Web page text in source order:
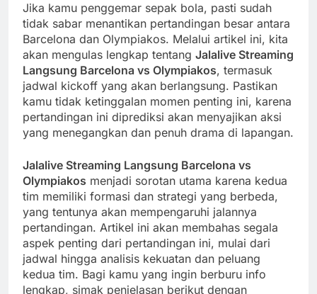
Jika kamu penggemar sepak bola, pasti sudah
tidak sabar menantikan pertandingan besar antara
Barcelona dan Olympiakos. Melalui artikel ini, kita
akan mengulas lengkap tentang Jalalive Streaming
Langsung Barcelona vs Olympiakos, termasuk
jadwal kickoff yang akan berlangsung. Pastikan
kamu tidak ketinggalan momen penting ini, karena
pertandingan ini diprediksi akan menyajikan aksi
yang menegangkan dan penuh drama di lapangan.
Jalalive Streaming Langsung Barcelona vs
Olympiakos menjadi sorotan utama karena kedua
tim memiliki formasi dan strategi yang berbeda,
yang tentunya akan mempengaruhi jalannya
pertandingan. Artikel ini akan membahas segala
aspek penting dari pertandingan ini, mulai dari
jadwal hingga analisis kekuatan dan peluang
kedua tim. Bagi kamu yang ingin berburu info
lengkap, simak penjelasan berikut dengan